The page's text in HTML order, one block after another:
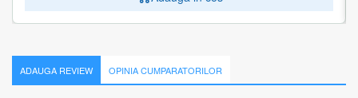
ADAUGA REVIEW OPINIA CUMPARATORILOR